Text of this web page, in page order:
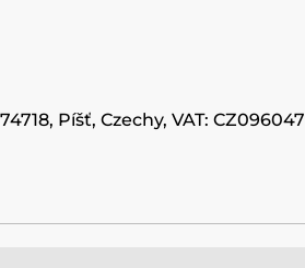
Píšť, Czechy, VAT: